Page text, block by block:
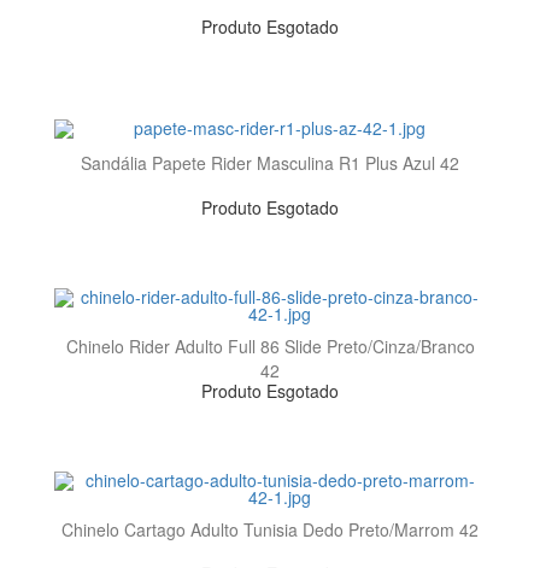
Produto Esgotado
Sandália Papete Rider Masculina R1 Plus Azul 42
Produto Esgotado
Chinelo Rider Adulto Full 86 Slide Preto/Cinza/Branco
42
Produto Esgotado
Chinelo Cartago Adulto Tunisia Dedo Preto/Marrom 42